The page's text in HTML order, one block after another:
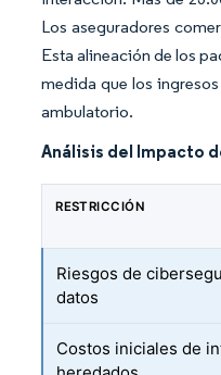
Los aseguradores
Esta alineación de los
medida que los
ambulatorio.
Análisis del Impacto
RESTRICCIÓN
Riesgos de
datos
Costos iniciales de